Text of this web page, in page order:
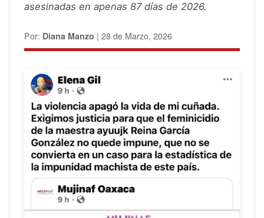
asesinadas en apenas 87 días de 2026.
Por: Diana Manzo | 28 de Marzo, 2026